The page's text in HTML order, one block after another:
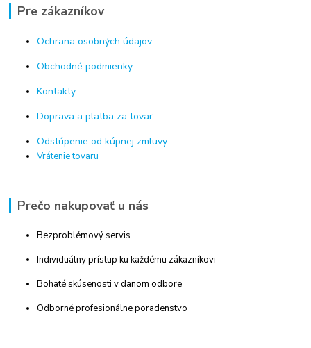
Pre zákazníkov
Ochrana osobných údajov
Obchodné podmienky
Kontakty
Doprava a platba za tovar
Odstúpenie od kúpnej zmluvy
Vrátenie tovaru
Prečo nakupovať u nás
Bezproblémový servis
Individuálny prístup ku každému zákazníkovi
Bohaté skúsenosti v danom odbore
Odborné profesionálne poradenstvo